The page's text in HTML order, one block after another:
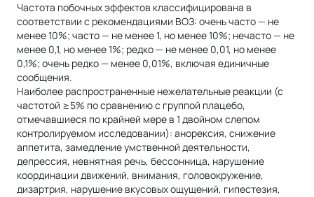
Частота побочных эффектов классифицирована в
соответствии с рекомендациями ВОЗ: очень часто — не
менее 10%; часто — не менее 1, но менее 10%; нечасто — не
менее 0,1, но менее 1%; редко — не менее 0,01, но менее
0,1%; очень редко — менее 0,01%, включая единичные
сообщения.
Наиболее распространенные нежелательные реакции (с
частотой ≥5% по сравнению с группой плацебо,
отмечавшиеся по крайней мере в 1 двойном слепом
контролируемом исследовании): анорексия, снижение
аппетита, замедление умственной деятельности,
депрессия, невнятная речь, бессонница, нарушение
координации движений, внимания, головокружение,
дизартрия, нарушение вкусовых ощущений, гипестезия,